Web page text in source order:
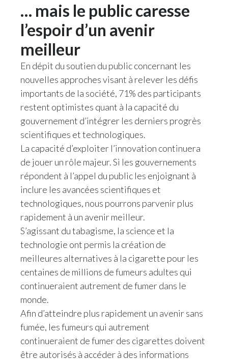
… mais le public caresse
l’espoir d’un avenir
meilleur
En dépit du soutien du public concernant les
nouvelles approches visant à relever les défis
importants de la société, 71% des participants
restent optimistes quant à la capacité du
gouvernement d’intégrer les derniers progrès
scientifiques et technologiques.
La capacité d’exploiter l’innovation continuera
de jouer un rôle majeur. Si les gouvernements
répondent à l’appel du public les enjoignant à
inclure les avancées scientifiques et
technologiques, nous pourrons parvenir plus
rapidement à un avenir meilleur.
S’agissant du tabagisme, la science et la
technologie ont permis la création de
meilleures alternatives à la cigarette pour les
centaines de millions de fumeurs adultes qui
continueraient autrement de fumer dans le
monde.
Afin d’atteindre plus rapidement un avenir sans
fumée, les fumeurs qui autrement
continueraient de fumer des cigarettes doivent
être autorisés à accéder à des informations